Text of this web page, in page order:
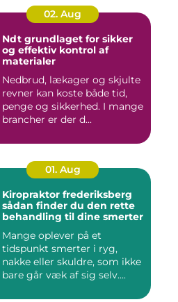
02. Aug
Ndt grundlaget for sikker
og effektiv kontrol af
materialer
Nedbrud, lækager og skjulte
revner kan koste både tid,
penge og sikkerhed. I mange
brancher er der d...
01. Aug
Kiropraktor frederiksberg
sådan finder du den rette
behandling til dine smerter
Mange oplever på et
tidspunkt smerter i ryg,
nakke eller skuldre, som ikke
bare går væk af sig selv....